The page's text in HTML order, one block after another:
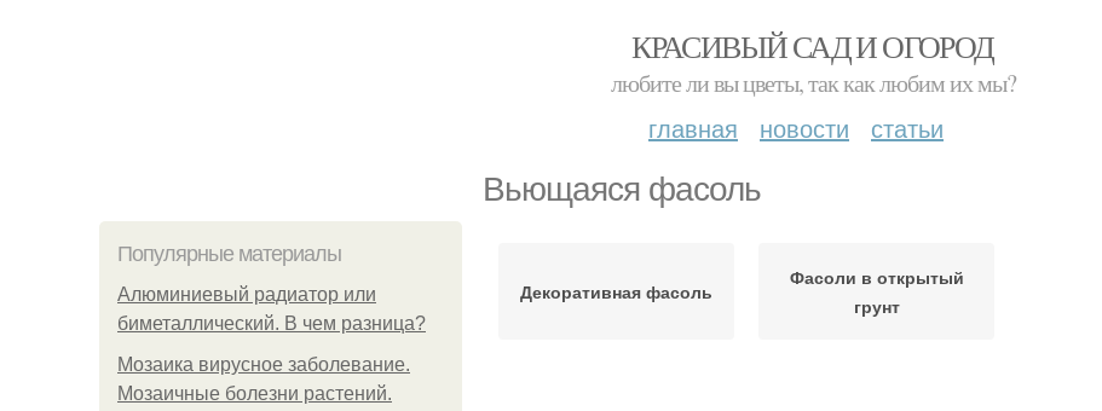
КРАСИВЫЙ САД И ОГОРОД
любите ли вы цветы, так как любим их мы?
главная новости статьи
Вьющаяся фасоль
Популярные материалы
Алюминиевый радиатор или
биметаллический. В чем разница?
Мозаика вирусное заболевание.
Мозаичные болезни растений.
Декоративная фасоль
Фасоли в открытый
грунт